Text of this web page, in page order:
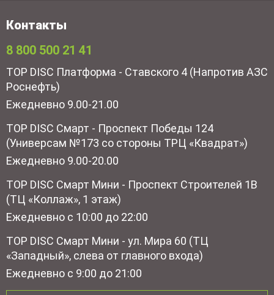
Контакты
8 800 500 21 41
TOP DISC Платформа - Ставского 4 (Напротив АЗС
Роснефть)
Ежедневно 9.00-21.00
TOP DISC Смарт - Проспект Победы 124
(Универсам №173 со стороны ТРЦ «Квадрат»)
Ежедневно 9.00-20.00
TOP DISC Смарт Мини - Проспект Строителей 1В
(ТЦ «Коллаж», 1 этаж)
Ежедневно с 10:00 до 22:00
TOP DISC Смарт Мини - ул. Мира 60 (ТЦ
«Западный», слева от главного входа)
Ежедневно с 9:00 до 21:00